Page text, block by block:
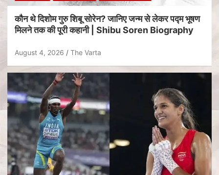
कौन थे दिशोम गुरु शिबू सोरेन? जानिए जन्म से लेकर पद्म भूषण
मिलने तक की पूरी कहानी | Shibu Soren Biography
August 4, 2026 The Varta